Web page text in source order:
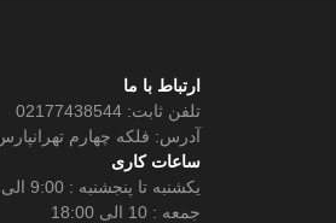
ارتباط با ما
تلفن ثابت: 02177438544
آدرس: فلکه چهارم تهرانپارس ،
ساعات کاری
یکشنبه تا پنجشنبه : 9:00 الی 18:00
جمعه : 10 الی 18:00